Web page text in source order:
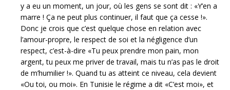
y a eu un moment, un jour, où les gens se sont dit : «Y’en a
marre ! Ça ne peut plus continuer, il faut que ça cesse !».
Donc je crois que c’est quelque chose en relation avec
l’amour-propre, le respect de soi et la négligence d’un
respect, c’est-à-dire «Tu peux prendre mon pain, mon
argent, tu peux me priver de travail, mais tu n’as pas le droit
de m’humilier !». Quand tu as atteint ce niveau, cela devient
«Ou toi, ou moi». En Tunisie le régime a dit «C’est moi», et